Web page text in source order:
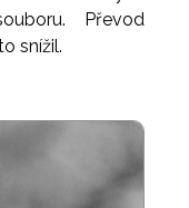
Převod
snížil.